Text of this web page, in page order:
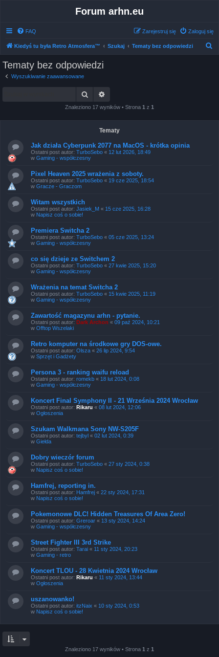
Forum arhn.eu
FAQ Zaloguj się
Zarejestruj się
Kiedyś tu była Retro Atmosfera™ Szukaj Tematy bez odpowiedzi
Tematy bez odpowiedzi
Wyszukiwanie zaawansowane
Szukaj
Znaleziono 17 wyników • Strona 1 z 1
Tematy
Jak działa Cyberpunk 2077 na MacOS - krótka opinia
Ostatni post autor: TurboSebo « 12 lut 2026, 18:49
w Gaming - współczesny
Pixel Heaven 2025 wrażenia z soboty.
Ostatni post autor: TurboSebo « 19 cze 2025, 18:54
w Gracze - Graczom
Witam wszystkich
Ostatni post autor: Jasiek_M « 15 cze 2025, 16:28
w Napisz coś o sobie!
Premiera Switcha 2
Ostatni post autor: TurboSebo « 05 cze 2025, 13:24
w Gaming - współczesny
co się dzieje ze Switchem 2
Ostatni post autor: TurboSebo « 27 kwie 2025, 15:20
w Gaming - współczesny
Wrażenia na temat Switcha 2
Ostatni post autor: TurboSebo « 15 kwie 2025, 11:19
w Gaming - współczesny
Zawartość magazynu arhn - pytanie.
Ostatni post autor: Dark Archon « 09 paź 2024, 10:21
w Offtop Wszelaki
Retro komputer na środkowe gry DOS-owe.
Ostatni post autor: Olsza « 26 lip 2024, 9:54
w Sprzęt i Gadżety
Persona 3 - ranking waifu reload
Ostatni post autor: romekb « 18 lut 2024, 0:08
w Gaming - współczesny
Koncert Final Symphony II - 21 Września 2024 Wrocław
Ostatni post autor: Rikaru « 08 lut 2024, 12:06
w Ogłoszenia
Szukam Walkmana Sony NW-S205F
Ostatni post autor: tejbyl « 02 lut 2024, 0:39
w Giełda
Dobry wieczór forum
Ostatni post autor: TurboSebo « 27 sty 2024, 0:38
w Napisz coś o sobie!
Hamfrej, reporting in.
Ostatni post autor: Hamfrej « 22 sty 2024, 17:31
w Napisz coś o sobie!
Pokemonowe DLC! Hidden Treasures Of Area Zero!
Ostatni post autor: Greroar « 13 sty 2024, 14:24
w Gaming - współczesny
Street Fighter III 3rd Strike
Ostatni post autor: Tarai « 11 sty 2024, 20:23
w Gaming - retro
Koncert TLOU - 28 Kwietnia 2024 Wrocław
Ostatni post autor: Rikaru « 11 sty 2024, 13:44
w Ogłoszenia
uszanowanko!
Ostatni post autor: itzNaix « 10 sty 2024, 0:53
w Napisz coś o sobie!
Znaleziono 17 wyników • Strona 1 z 1